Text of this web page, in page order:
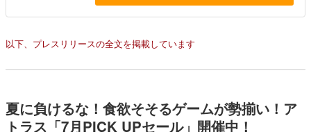
以下、プレスリリースの全文を掲載しています
夏に負けるな！食欲そそるゲームが勢揃い！ ア
トラス「7月PICK UPセール」開催中！